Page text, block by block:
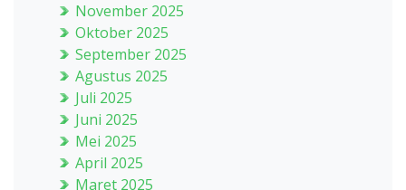
November 2025
Oktober 2025
September 2025
Agustus 2025
Juli 2025
Juni 2025
Mei 2025
April 2025
Maret 2025